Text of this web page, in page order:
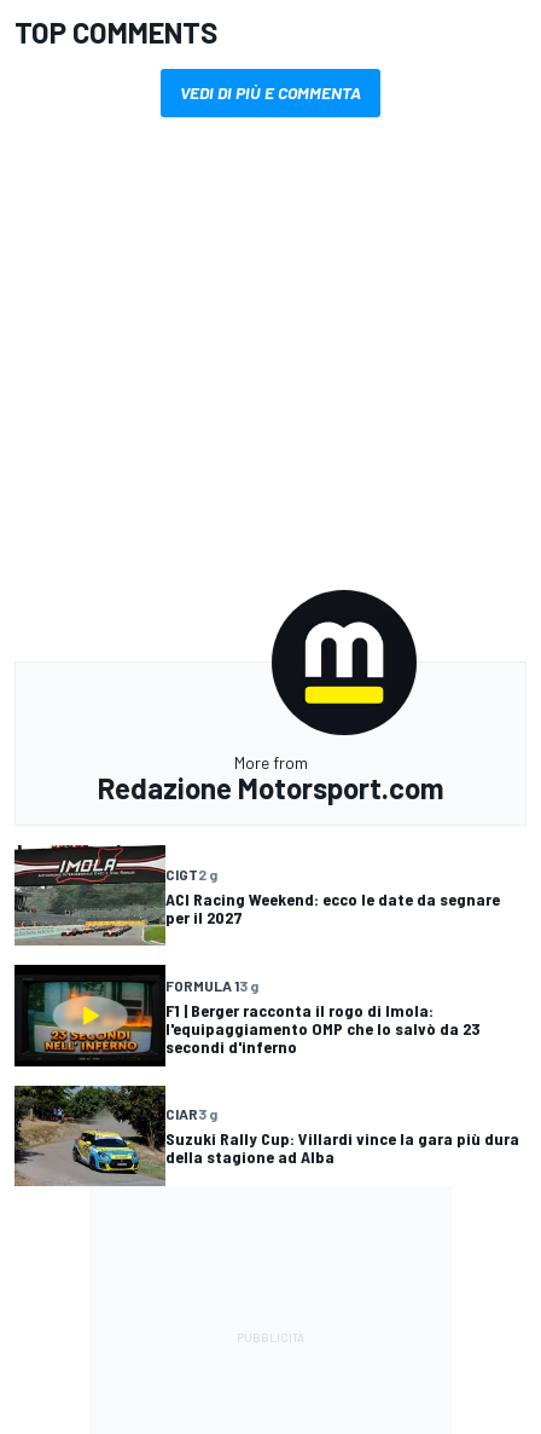
TOP COMMENTS
VEDI DI PIÙ E COMMENTA
More from
Redazione Motorsport.com
CIGT2 g
ACI Racing Weekend: ecco le date da segnare
per il 2027
FORMULA 13 g
F1 | Berger racconta il rogo di Imola:
l'equipaggiamento OMP che lo salvò da 23
secondi d'inferno
CIAR3 g
Suzuki Rally Cup: Villardi vince la gara più dura
della stagione ad Alba